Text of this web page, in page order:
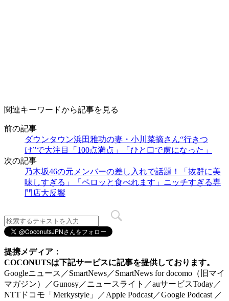
関連キーワードから記事を見る
前の記事
ダウンタウン浜田雅功の妻・小川菜摘さん“行きつ
け”で大注目「100点満点」「ひと口で虜になった」
次の記事
乃木坂46の元メンバーの差し入れで話題！「抜群に美
味しすぎる」「ペロッと食べれます」ニッチすぎる専
門店大反響
提携メディア：
COCONUTSは下記サービスに記事を提供しております。
Googleニュース／SmartNews／SmartNews for docomo（旧マイ
マガジン）／Gunosy／ニュースライト／auサービスToday／
NTTドコモ「Merkystyle」／Apple Podcast／Google Podcast ／